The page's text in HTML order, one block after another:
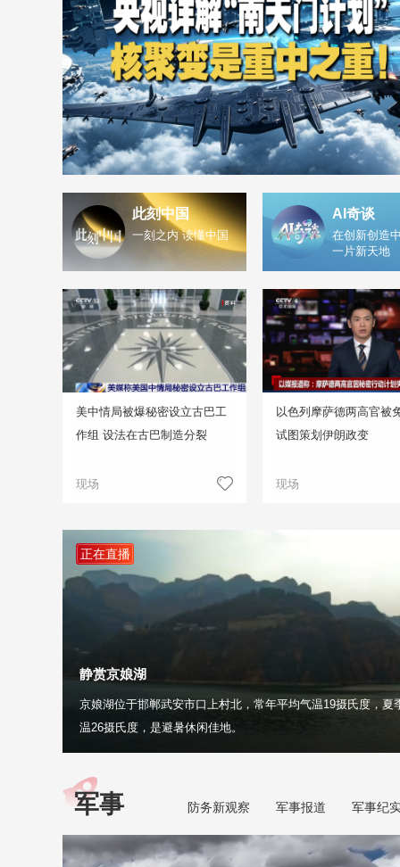
此刻中国
一刻之内 读懂中国
AI奇谈
在创新创造
一片新天地
美中情局被爆秘密设立古巴工
作组 设法在古巴制造分裂
现场
以色列摩萨德两高官被
试图策划伊朗政变
现场
正在直播
静赏京娘湖
京娘湖位于邯郸武安市口上村北，常年平均气温19摄氏度，夏
温26摄氏度，是避暑休闲佳地。
军事 防务新观察 军事报道 军事纪